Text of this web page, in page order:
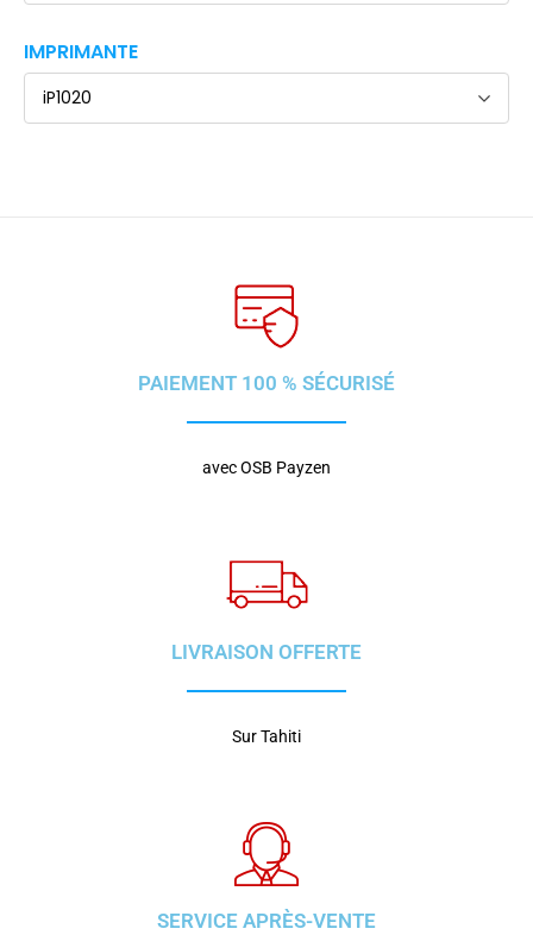
IMPRIMANTE
iP1020
PAIEMENT 100 % SÉCURISÉ
avec OSB Payzen
LIVRAISON OFFERTE
Sur Tahiti
SERVICE APRÈS-VENTE